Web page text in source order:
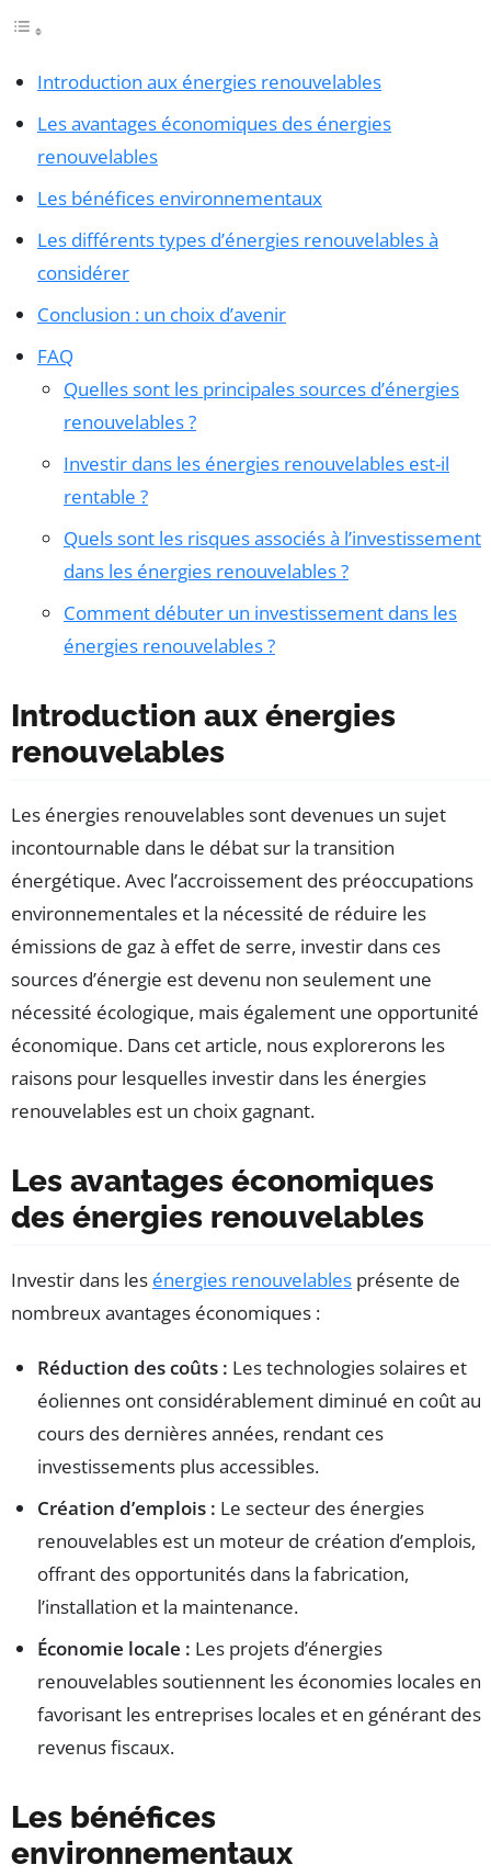
Introduction aux énergies renouvelables
Les avantages économiques des énergies
renouvelables
Les bénéfices environnementaux
Les différents types d’énergies renouvelables à
considérer
Conclusion : un choix d’avenir
FAQ
Quelles sont les principales sources d’énergies
renouvelables ?
Investir dans les énergies renouvelables est-il
rentable ?
Quels sont les risques associés à l’investissement
dans les énergies renouvelables ?
Comment débuter un investissement dans les
énergies renouvelables ?
Introduction aux énergies
renouvelables
Les énergies renouvelables sont devenues un sujet
incontournable dans le débat sur la transition
énergétique. Avec l’accroissement des préoccupations
environnementales et la nécessité de réduire les
émissions de gaz à effet de serre, investir dans ces
sources d’énergie est devenu non seulement une
nécessité écologique, mais également une opportunité
économique. Dans cet article, nous explorerons les
raisons pour lesquelles investir dans les énergies
renouvelables est un choix gagnant.
Les avantages économiques
des énergies renouvelables
Investir dans les énergies renouvelables présente de
nombreux avantages économiques :
Réduction des coûts : Les technologies solaires et
éoliennes ont considérablement diminué en coût au
cours des dernières années, rendant ces
investissements plus accessibles.
Création d’emplois : Le secteur des énergies
renouvelables est un moteur de création d’emplois,
offrant des opportunités dans la fabrication,
l’installation et la maintenance.
Économie locale : Les projets d’énergies
renouvelables soutiennent les économies locales en
favorisant les entreprises locales et en générant des
revenus fiscaux.
Les bénéfices
environnementaux